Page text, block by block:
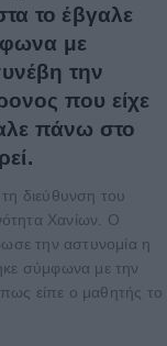
το έβγαλε
με
την
που είχε
πάνω στο
διεύθυνση του
Χανίων. Ο
την αστυνομία η
σύμφωνα με την
είπε ο μαθητής το